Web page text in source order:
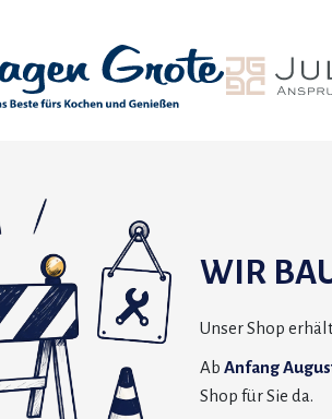
WIR
Unser Shop
Ab Anfang
Shop für Sie da.